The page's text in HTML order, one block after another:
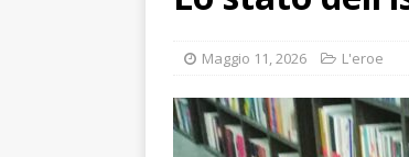
annulla il
STRACULT
Maggio 11, 2026 L'eroe